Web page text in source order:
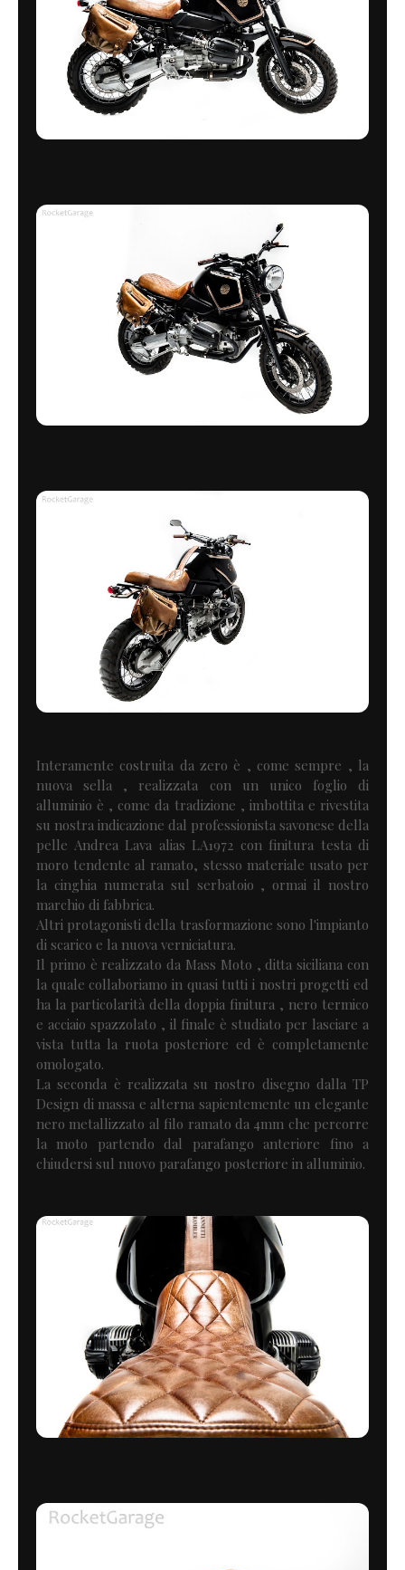
Interamente costruita da zero è , come sempre , la
nuova sella , realizzata con un unico foglio di
alluminio è , come da tradizione , imbottita e rivestita
su nostra indicazione dal professionista savonese della
pelle Andrea Lava alias LA1972 con finitura testa di
moro tendente al ramato, stesso materiale usato per
la cinghia numerata sul serbatoio , ormai il nostro
marchio di fabbrica.
Altri protagonisti della trasformazione sono l'impianto
di scarico e la nuova verniciatura.
Il primo è realizzato da Mass Moto , ditta siciliana con
la quale collaboriamo in quasi tutti i nostri progetti ed
ha la particolarità della doppia finitura , nero termico
e acciaio spazzolato , il finale è studiato per lasciare a
vista tutta la ruota posteriore ed è completamente
omologato.
La seconda è realizzata su nostro disegno dalla TP
Design di massa e alterna sapientemente un elegante
nero metallizzato al filo ramato da 4mm che percorre
la moto partendo dal parafango anteriore fino a
chiudersi sul nuovo parafango posteriore in alluminio.